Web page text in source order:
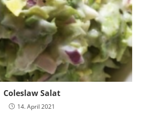
Coleslaw Salat
14. April 2021